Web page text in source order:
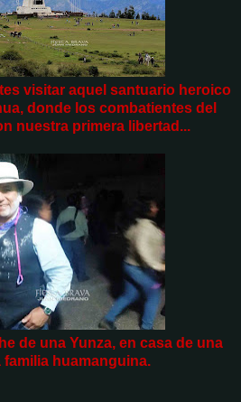
visitar aquel santuario heroico
donde los combatientes del
nuestra primera libertad...
de una Yunza, en casa de una
huamanguina.